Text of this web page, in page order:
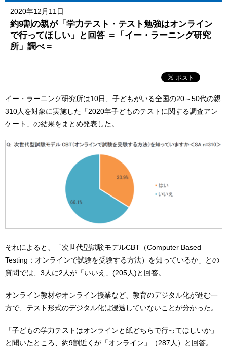
2020年12月11日
約9割の親が「学力テスト・テスト勉強はオンライン
で行ってほしい」と回答 ＝「イー・ラーニング研究
所」調べ＝
イー・ラーニング研究所は10日、子どもがいる全国の20～50代の親
310人を対象に実施した「2020年子どものテストに関する調査アン
ケート」の結果をまとめ発表した。
それによると、「次世代型試験モデルCBT（Computer Based
Testing：オンラインで試験を受験する方法）を知っているか」との
質問では、3人に2人が「いいえ」(205人)と回答。
オンライン教材やオンライン授業など、教育のデジタル化が進む一
方で、テスト形式のデジタル化は浸透していないことが分かった。
「子どもの学力テストはオンラインと紙どちらで行ってほしいか」
と聞いたところ、約9割近くが「オンライン」（287人）と回答。